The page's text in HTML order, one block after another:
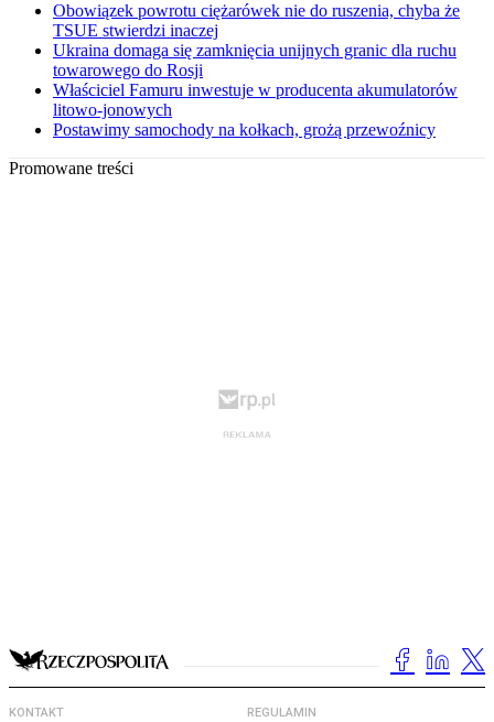
Obowiązek powrotu ciężarówek nie do ruszenia, chyba że
TSUE stwierdzi inaczej
Ukraina domaga się zamknięcia unijnych granic dla ruchu
towarowego do Rosji
Właściciel Famuru inwestuje w producenta akumulatorów
litowo-jonowych
Postawimy samochody na kołkach, grożą przewoźnicy
Promowane treści
KONTAKT REGULAMIN